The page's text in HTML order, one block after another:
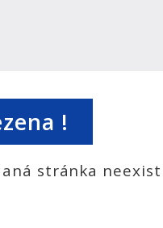
!
stránka